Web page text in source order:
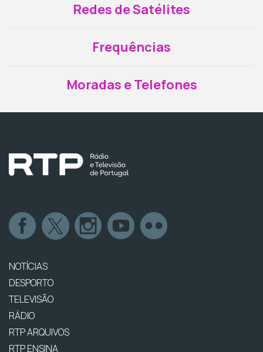
Redes de Satélites
Frequências
Moradas e Telefones
NOTÍCIAS
DESPORTO
TELEVISÃO
RÁDIO
RTP ARQUIVOS
RTP ENSINA